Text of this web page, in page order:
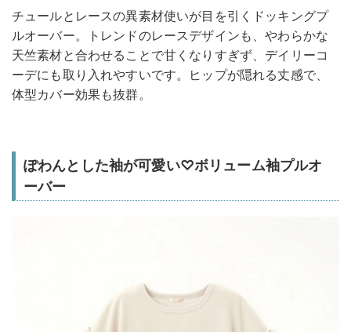
チュールとレースの異素材使いが目を引くドッキングプ
ルオーバー。トレンドのレースデザインも、やわらかな
天竺素材と合わせることで甘くなりすぎず、デイリーコ
ーデにも取り入れやすいです。ヒップが隠れる丈感で、
体型カバー効果も抜群。
ぽわんとした袖が可愛い♡ボリューム袖プルオ
ーバー